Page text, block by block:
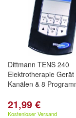
Dittmann TENS 240
Elektrotherapie Gerät
Kanälen & 8
21,99 €
Kostenloser Versand